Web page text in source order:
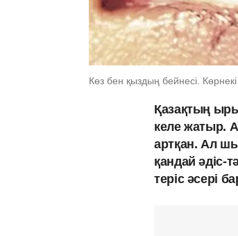
Көз бен қыздың бейнесі.
Қазақтың
келе жатыр.
артқан. Ал
қандай әдіс-
теріс әсері